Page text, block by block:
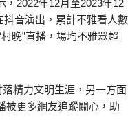
2022年12月至2023年12
抖音演出，累計不雅看人數
晚”直播，場均不雅眾超
落精力文明生涯，另一方面
被更多網友追蹤關心，助